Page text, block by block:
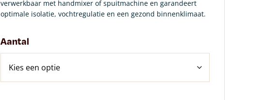
verwerkbaar met handmixer of spuitmachine en garandeert
optimale isolatie, vochtregulatie en een gezond binnenklimaat.
Aantal